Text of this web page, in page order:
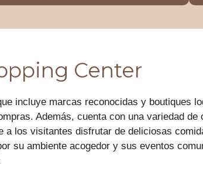
Center
incluye marcas reconocidas y boutiques
Además, cuenta con una variedad
a los visitantes disfrutar de deliciosas
su ambiente acogedor y sus eventos